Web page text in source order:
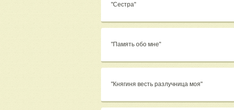
"Сестра"
"Память обо мне"
"Княгиня весть разлучница моя"